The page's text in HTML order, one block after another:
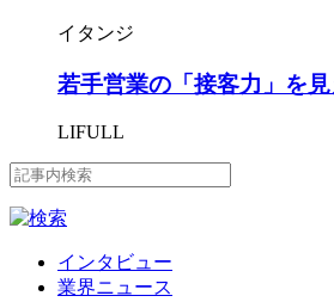
イタンジ
若手営業の「接客力」を
LIFULL
インタビュー
業界ニュース